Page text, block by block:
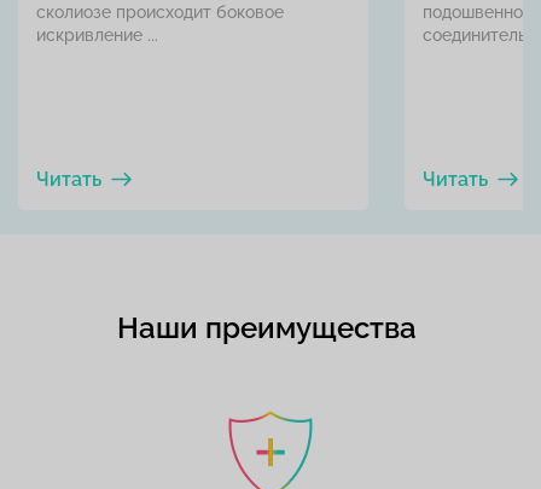
сколиозе происходит боковое
искривление ...
Читать
подошвенной
Читать
Наши преимущества